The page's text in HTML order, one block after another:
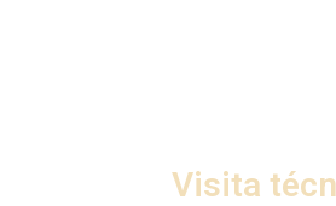
Visita